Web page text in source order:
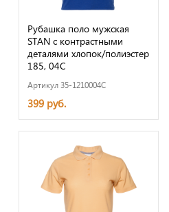
Рубашка поло мужская
STAN с контрастными
деталями хлопок/полиэстер
185, 04С
Артикул 35-1210004C
399 руб.